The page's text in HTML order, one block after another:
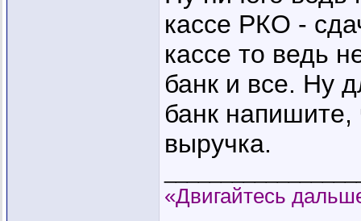
кассе РКО -
кассе то ведь
банк и все. Ну
банк напишите,
выручка.
«Двигайтесь